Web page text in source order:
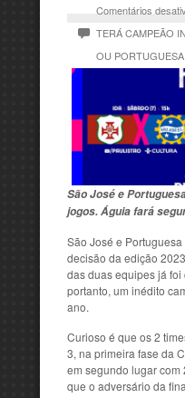
Comentários
TERÁ CAMPEÃO
OU
São José e
jogos. Águia fará
São José e
decisão da edição
das duas equipes já
portanto, um inédito
ano.
Curioso é que os 2
3, na primeira fase da
em segundo lugar com
que o adversário da